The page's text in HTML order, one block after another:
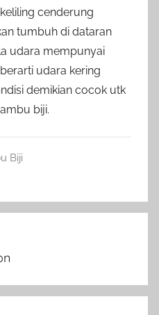
cenderung
tumbuh di dataran
udara mempunyai
udara kering
demikian cocok utk
biji.
Biji